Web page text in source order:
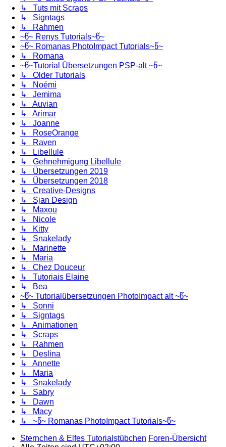
↳ Tuts mit Scraps
↳ Signtags
↳ Rahmen
~წ~ Renys Tutorials~წ~
~წ~ Romanas PhotoImpact Tutorials~წ~
↳ Romana
~წ~Tutorial Übersetzungen PSP-alt ~წ~
↳ Older Tutorials
↳ Noémi
↳ Jemima
↳ Auvian
↳ Arimar
↳ Joanne
↳ RoseOrange
↳ Raven
↳ Libellule
↳ Gehnehmigung Libellule
↳ Übersetzungen 2019
↳ Übersetzungen 2018
↳ Creative-Designs
↳ Sjan Design
↳ Maxou
↳ Nicole
↳ Kitty
↳ Snakelady
↳ Marinette
↳ Maria
↳ Chez Douceur
↳ Tutoriais Elaine
↳ Bea
~წ~ Tutorialübersetzungen PhotoImpact alt ~წ~
↳ Sonni
↳ Signtags
↳ Animationen
↳ Scraps
↳ Rahmen
↳ Deslina
↳ Annette
↳ Maria
↳ Snakelady
↳ Sabry
↳ Dawn
↳ Macy
↳ ~წ~ Romanas PhotoImpact Tutorials~წ~
Sternchen & Elfes Tutorialstübchen Foren-Übersicht